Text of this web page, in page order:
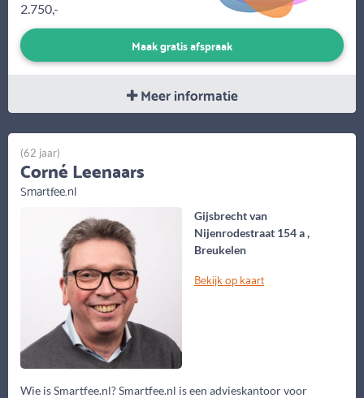
2.750,-
Maak gratis afspraak
Meer informatie
Gijsbrecht van
Nijenrodestraat 154 a ,
Breukelen
Bekijk op kaart
Wie is Smartfee.nl? Smartfee.nl is een advieskantoor voor
(62 jaar)
Corné Leenaars
Smartfee.nl